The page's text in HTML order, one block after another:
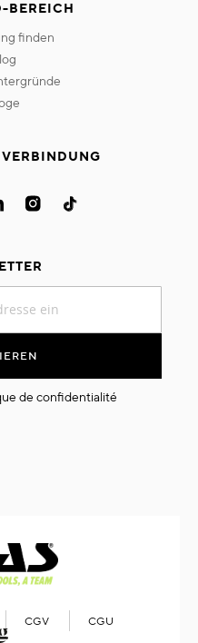
BEREICH
finden
de confidentialité
CGV CGU